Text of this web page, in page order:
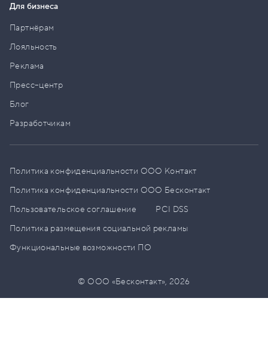
Для бизнеса
Партнёрам
Лояльность
Реклама
Пресс–центр
Блог
Разработчикам
Политика конфиденциальности ООО Контакт
Политика конфиденциальности ООО Бесконтакт
Пользовательское соглашение
PCI DSS
Политика размещения социальной рекламы
Функциональные возможности ПО
© ООО «Бесконтакт»,2026